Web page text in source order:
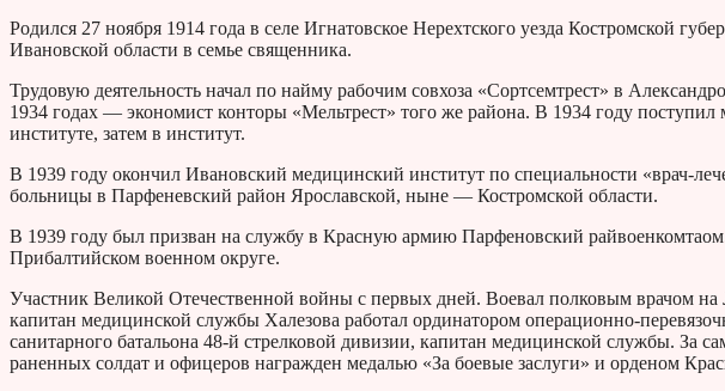
Родился 27 ноября 1914 года в селе Игнатовское Нерехтского уезда Костромской
Ивановской области в семье священника.
Трудовую деятельность начал по найму рабочим совхоза «Сортсемтрест» в
1934 годах — экономист конторы «Мельтрест» того же района. В 1934 году
институте, затем в институт.
В 1939 году окончил Ивановский медицинский институт по специальности «врач-
больницы в Парфеневский район Ярославской, ныне — Костромской области.
В 1939 году был призван на службу в Красную армию Парфеновский
Прибалтийском военном округе.
Участник Великой Отечественной войны с первых дней. Воевал полковым врачом
капитан медицинской службы Халезова работал ординатором операционно-
санитарного батальона 48-й стрелковой дивизии, капитан медицинской службы. За
раненных солдат и офицеров награжден медалью «За боевые заслуги» и орденом